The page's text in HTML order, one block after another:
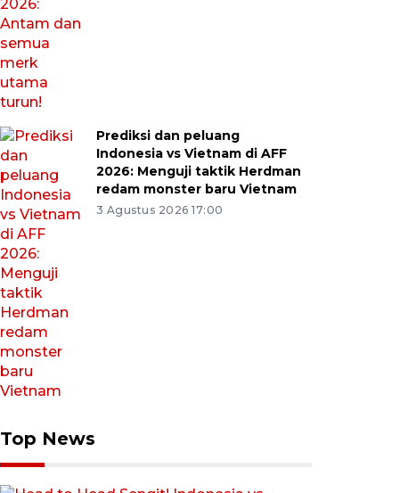
Prediksi dan peluang
Indonesia vs Vietnam di AFF
2026: Menguji taktik Herdman
redam monster baru Vietnam
3 Agustus 2026 17:00
Top News